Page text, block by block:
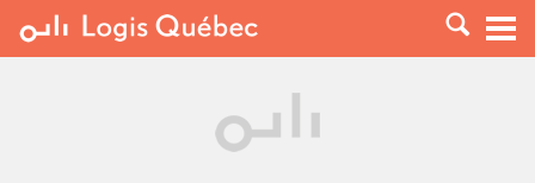
À LOUER
PLACER UNE ANNONCE